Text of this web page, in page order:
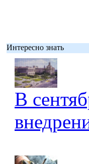
Интересно знать
В